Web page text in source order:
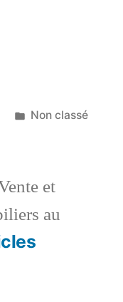
Publié
Non classé
et
au